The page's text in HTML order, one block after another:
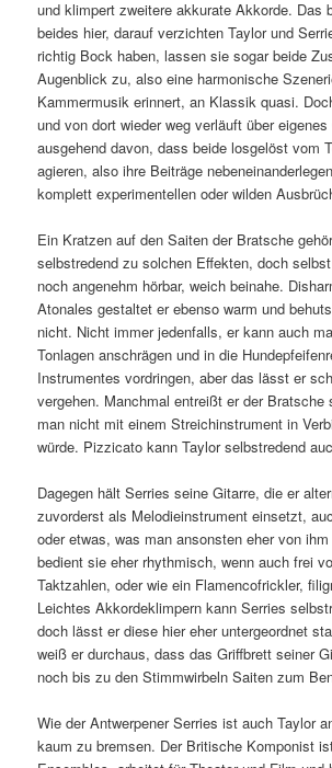
und klimpert zweitere akkurate Akkorde. Das
beides hier, darauf verzichten Taylor und
richtig Bock haben, lassen sie sogar beide
Augenblick zu, also eine harmonische
Kammermusik erinnert, an Klassik quasi.
und von dort wieder weg verläuft über eigenes
ausgehend davon, dass beide losgelöst vom
agieren, also ihre Beiträge
komplett experimentellen oder wilden
Ein Kratzen auf den Saiten der Bratsche
selbstredend zu solchen Effekten, doch
noch angenehm hörbar, weich beinahe.
Atonales gestaltet er ebenso warm und
nicht. Nicht immer jedenfalls, er kann auch
Tonlagen anschrägen und in die
Instrumentes vordringen, aber das lässt er
vergehen. Manchmal entreißt er der Bratsche
man nicht mit einem Streichinstrument in
würde. Pizzicato kann Taylor selbstredend
Dagegen hält Serries seine Gitarre, die er
zuvorderst als Melodieinstrument einsetzt,
oder etwas, was man ansonsten eher von
bedient sie eher rhythmisch, wenn auch frei
Taktzahlen, oder wie ein Flamencofrickler,
Leichtes Akkordeklimpern kann Serries
doch lässt er diese hier eher untergeordnet
weiß er durchaus, dass das Griffbrett seiner
noch bis zu den Stimmwirbeln Saiten zum
Wie der Antwerpener Serries ist auch Taylor
kaum zu bremsen. Der Britische Komponist